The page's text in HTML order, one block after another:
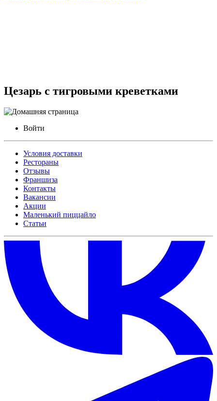
Цезарь с тигровыми креветками
Войти
Условия доставки
Рестораны
Отзывы
Франшиза
Контакты
Вакансии
Акции
Маленький пиццайло
Статьи